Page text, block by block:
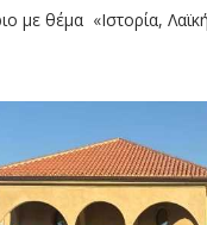
με θέμα «Ιστορία,